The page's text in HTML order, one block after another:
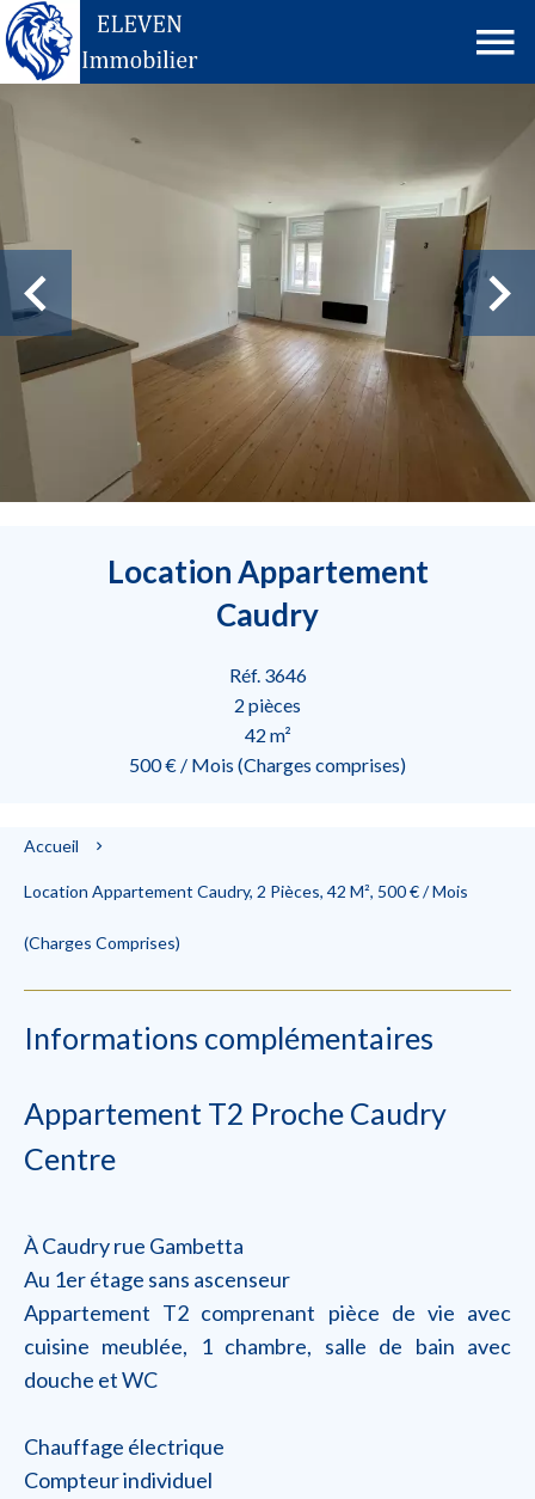
Location Appartement
Caudry
Réf. 3646
2 pièces
42 m²
500 € / Mois (Charges comprises)
Accueil
Location Appartement Caudry, 2 Pièces, 42 M², 500 € / Mois
(Charges Comprises)
Informations complémentaires
Appartement T2 Proche Caudry
Centre
À Caudry rue Gambetta
Au 1er étage sans ascenseur
Appartement T2 comprenant pièce de vie avec
cuisine meublée, 1 chambre, salle de bain avec
douche et WC
Chauffage électrique
Compteur individuel